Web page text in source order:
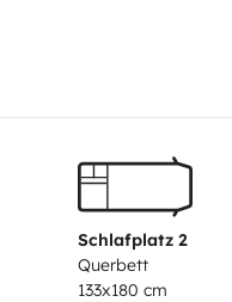
de base pour la
Schlafplatz 2
Querbett
133x180 cm